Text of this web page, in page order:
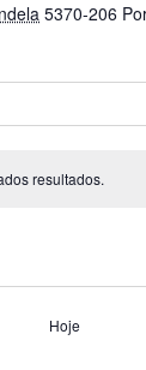
5370-206
resultados.
Hoje